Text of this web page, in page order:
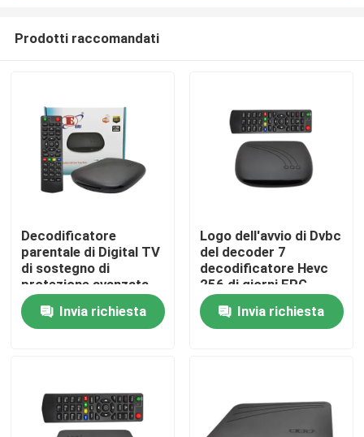
Casa
Prodotti
Chi siamo
Prodotti raccomandati
Decodificatore
parentale di Digital TV
di sostegno di
protezione avanzata
della serratura di
risoluzione HD
Invia richiesta
Logo dell'avvio di Dvbc
del decoder 7
decodificatore Hevc
256 di giorni EPG
Invia richiesta